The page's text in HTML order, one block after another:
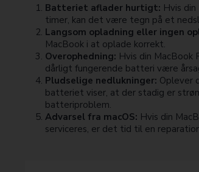
Batteriet aflader hurtigt: Hvis
timer, kan det være tegn på et
Langsom opladning eller ingen
MacBook i at oplade korrekt.
Overophedning: Hvis din MacBook
dårligt fungerende batteri være
Pludselige nedlukninger: Oplever
batteriet viser, at der stadig er
batteriproblem.
Advarsel fra macOS: Hvis din
serviceres, er det tid til en